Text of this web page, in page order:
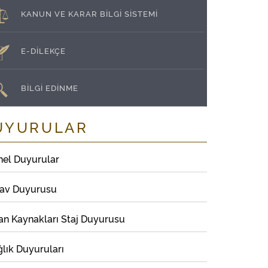
KANUN VE KARAR BİLGİ SİSTEMİ
E-DİLEKÇE
BİLGİ EDİNME
Duyurular
Duyurusu
Kaynakları Staj Duyurusu
Duyuruları